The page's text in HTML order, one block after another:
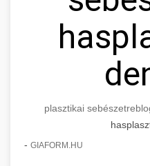
plasztikai sebészet
- GIAFORM.HU